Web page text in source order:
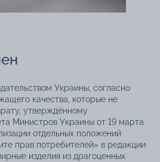
Украины, согласно
качества, которые не
утверждённому
Министров Украины от 19 марта
отдельных положений
прав потребителей» в редакции
изделия из драгоценных